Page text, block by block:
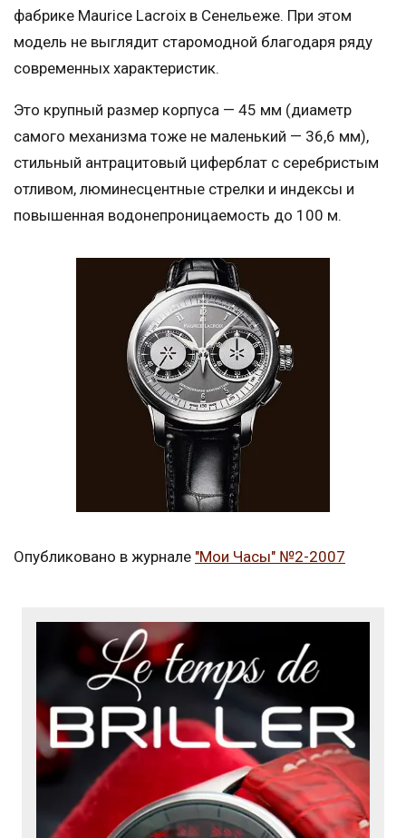
фабрике Maurice Lacroix в Сенельеже. При этом
модель не выглядит старомодной благодаря ряду
современных характеристик.
Это крупный размер корпуса — 45 мм (диаметр
самого механизма тоже не маленький — 36,6 мм),
стильный антрацитовый циферблат с серебристым
отливом, люминесцентные стрелки и индексы и
повышенная водонепроницаемость до 100 м.
Опубликовано в журнале "Мои Часы" №2-2007